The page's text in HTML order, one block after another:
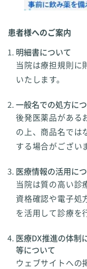
患者様へのご案内
明細書について
当院は療担規則に
いたします。
一般名での処方に
後発医薬品がある
の上、商品名では
する場合がござい
医療情報の活用に
当院は質の高い診
資格確認や電子処
を活用して診療を
医療DX推進の体制
等について
ウェブサイトへの